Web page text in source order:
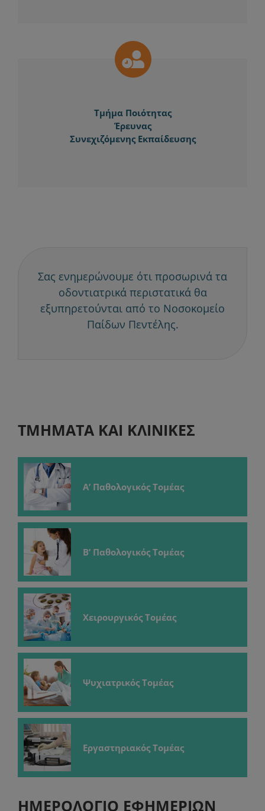
Τμήμα Ποιότητας
Έρευνας
Συνεχιζόμενης Εκπαίδευσης
Σας ενημερώνουμε ότι προσωρινά τα
οδοντιατρικά περιστατικά θα
εξυπηρετούνται από το Νοσοκομείο
Παίδων Πεντέλης.
ΤΜΗΜΑΤΑ ΚΑΙ ΚΛΙΝΙΚΕΣ
Α’ Παθολογικός Τομέας
Β’ Παθολογικός Τομέας
Χειρουργικός Τομέας
Ψυχιατρικός Τομέας
Εργαστηριακός Τομέας
ΗΜΕΡΟΛΟΓΙΟ ΕΦΗΜΕΡΙΩΝ